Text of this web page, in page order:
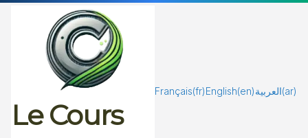
Le Cours
Français(fr)English(en)العربية(ar)